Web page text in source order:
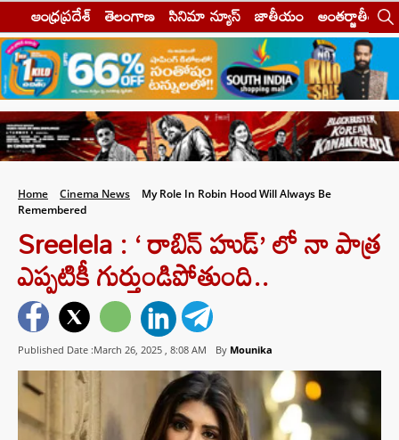
ఆంధ్రప్రదేశ్ తెలంగాణ సినిమా న్యూస్ జాతీయం అంతర్జాతీయం
Home Cinema News
My Role In Robin Hood Will Always Be
Remembered
Sreelela : ‘ రాబిన్ హుడ్’ లో నా పాత్ర
ఎప్పటికీ గుర్తుండిపోతుంది..
Published Date :March 26, 2025 , 8:08 AM By Mounika